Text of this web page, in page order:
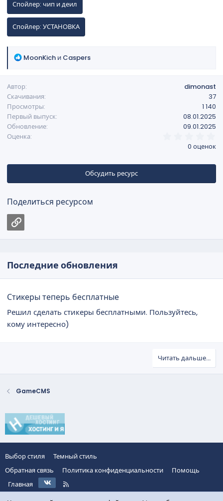
Спойлер: чип и деил
Спойлер: УСТАНОВКА
Р
к
ц
и
и
:
MoonKich и Caspers
Автор
dimonast
Скачивания
37
Просмотры
1 140
Первый выпуск
08.01.2025
Обновление
09.01.2025
Оценка
,
0
з
ё
0 оценок
Обсудить ресурс
Поделиться ресурсом
Последние обновления
Стикеры теперь бесплатные
Решил сделать стикеры бесплатными. Пользуйтесь,
кому интересно)
Читать дальше...
GameCMS
Выбор стиля
Темный стиль
Обратная связь
Политика конфиденциальности
Помощь
Главная
R
S